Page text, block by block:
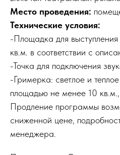
Место проведения:
Технические условия:
-Площадка для
кв.м. в соответствии с
-Точка для подключения
-Гримерка: светлое и
площадью не менее 10 кв.м.,
Продление программы
сниженной цене,
менеджера.